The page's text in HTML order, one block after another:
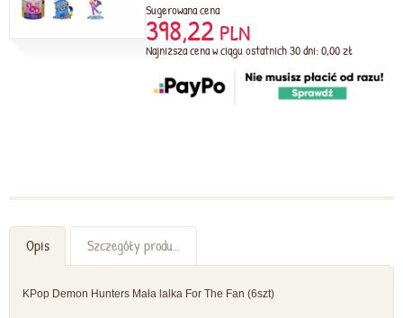
Sugerowana cena
398,22 PLN
Najniższa cena w ciągu ostatnich 30 dni: 0,00 zł
Opis Szczegóły produktu
KPop Demon Hunters Mała lalka For The Fan (6szt)